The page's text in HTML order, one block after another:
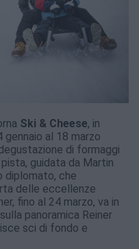
Ski & Cheese, in
al 18 marzo
di formaggi
guidata da Martin
diplomato, che
delle eccellenze
fino al 24 marzo, va in
sulla panoramica Reiner
sci di fondo e